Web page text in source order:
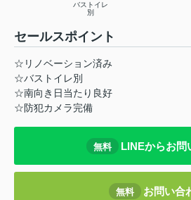
バストイレ
別
セールスポイント
☆リノベーション済み
☆バストイレ別
☆南向き日当たり良好
☆防犯カメラ完備
無料 LINEからお問
無料 お問い合